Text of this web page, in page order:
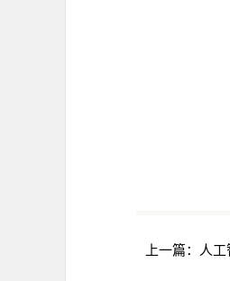
上一篇： 人